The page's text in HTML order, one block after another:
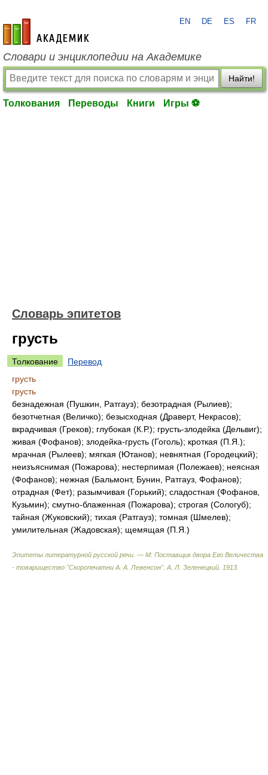
academic.ru
EN DE ES FR
Словари и энциклопедии на Академике
Найти!
Толкования Переводы Книги Игры ⚽
Словарь эпитетов
грусть
Толкование
Перевод
грусть
грусть
безнадежная (Пушкин, Ратгауз); безотрадная (Рылиев);
безотчетная (Величко); безысходная (Драверт, Некрасов);
вкрадчивая (Греков); глубокая (К.Р.); грусть-злодейка (Дельвиг);
живая (Фофанов); злодейка-грусть (Гоголь); кроткая (П.Я.);
мрачная (Рылеев); мягкая (Ютанов); невнятная (Городецкий);
неизъяснимая (Пожарова); нестерпимая (Полежаев); неясная
(Фофанов); нежная (Бальмонт, Бунин, Ратгауз, Фофанов);
отрадная (Фет); разымчивая (Горький); сладостная (Фофанов,
Кузьмин); смутно-блаженная (Пожарова); строгая (Сологуб);
тайная (Жуковский); тихая (Ратгауз); томная (Шмелев);
умилительная (Жадовская); щемящая (П.Я.)
Эпитеты литературной русской речи. — М: Поставщик двора Его Величества
- товарищество "Скоропечатни А. А. Левенсон". А. Л. Зеленецкий 1913